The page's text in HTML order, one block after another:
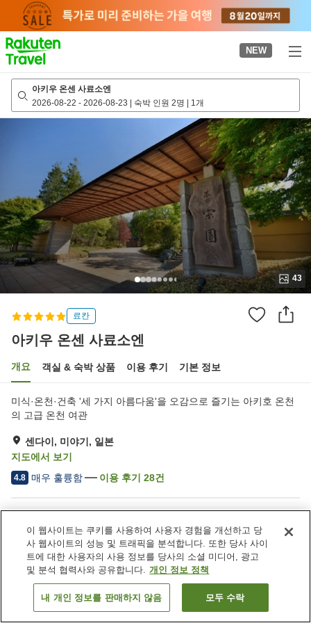
page
NEW
아키우 온센 사료소엔
2026-08-22 - 2026-08-23 | 숙박 인원 2명 | 1개
43
료칸
아키우 온센 사료소엔
개요 객실 & 숙박 상품 이용 후기 기본 정보
미식·온천·건축 '세 가지 아름다움'을 오감으로 즐기는 아키호 온천
의 고급 온천 여관
센다이, 미야기, 일본
지도에서 보기
4.8 매우 훌륭함 이용 후기 28건
송영 서비스
택배
모닝콜 서비스
사우나
객실 보기
이 웹사이트는 쿠키를 사용하여 사용자 경험을 개선하고 당
사 웹사이트의 성능 및 트래픽을 분석합니다. 또한 당사 사이
트에 대한 사용자의 사용 정보를 당사의 소셜 미디어, 광고
및 분석 협력사와 공유합니다. 개인 정보 정책
내 개인 정보를 판매하지 않음 모두 수락